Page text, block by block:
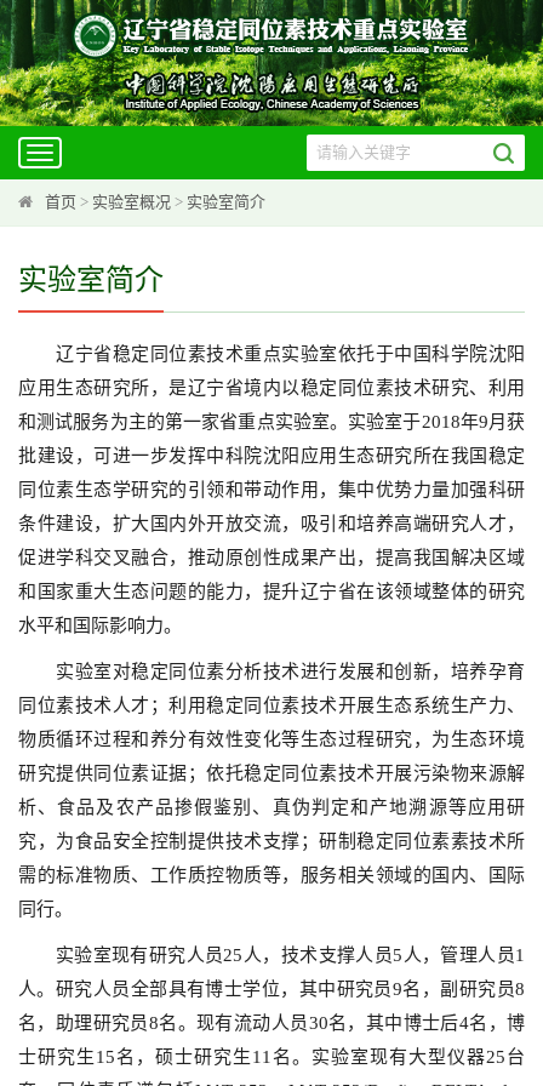
Toggle
navigation
首页 > 实验室概况 > 实验室简介
实验室简介
辽宁省稳定同位素技术重点实验室依托于中国科学院沈阳
应用生态研究所，是辽宁省境内以稳定同位素技术研究、利用
和测试服务为主的第一家省重点实验室。实验室于2018年9月获
批建设，可进一步发挥中科院沈阳应用生态研究所在我国稳定
同位素生态学研究的引领和带动作用，集中优势力量加强科研
条件建设，扩大国内外开放交流，吸引和培养高端研究人才，
促进学科交叉融合，推动原创性成果产出，提高我国解决区域
和国家重大生态问题的能力，提升辽宁省在该领域整体的研究
水平和国际影响力。
实验室对稳定同位素分析技术进行发展和创新，培养孕育
同位素技术人才；利用稳定同位素技术开展生态系统生产力、
物质循环过程和养分有效性变化等生态过程研究，为生态环境
研究提供同位素证据；依托稳定同位素技术开展污染物来源解
析、食品及农产品掺假鉴别、真伪判定和产地溯源等应用研
究，为食品安全控制提供技术支撑；研制稳定同位素素技术所
需的标准物质、工作质控物质等，服务相关领域的国内、国际
同行。
实验室现有研究人员25人，技术支撑人员5人，管理人员1
人。研究人员全部具有博士学位，其中研究员9名，副研究员8
名，助理研究员8名。现有流动人员30名，其中博士后4名，博
士研究生15名，硕士研究生11名。实验室现有大型仪器25台